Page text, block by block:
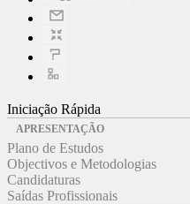
Iniciação Rápida
APRESENTAÇÃO
Plano de Estudos
Objectivos e Metodologias
Candidaturas
Saídas Profissionais